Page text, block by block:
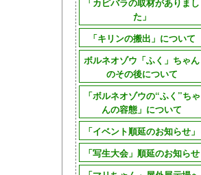
た」
「キリンの搬出」について
ボルネオゾウ「ふく」ちゃん
のその後について
「ボルネオゾウの“ふく”ちゃ
んの容態」について
「イベント順延のお知らせ」
「写生大会」順延のお知らせ